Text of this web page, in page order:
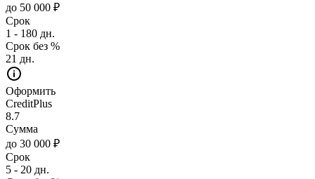
до 50 000 ₽
Срок
1 - 180 дн.
Срок без %
21 дн.
Оформить
CreditPlus
8.7
Сумма
до 30 000 ₽
Срок
5 - 20 дн.